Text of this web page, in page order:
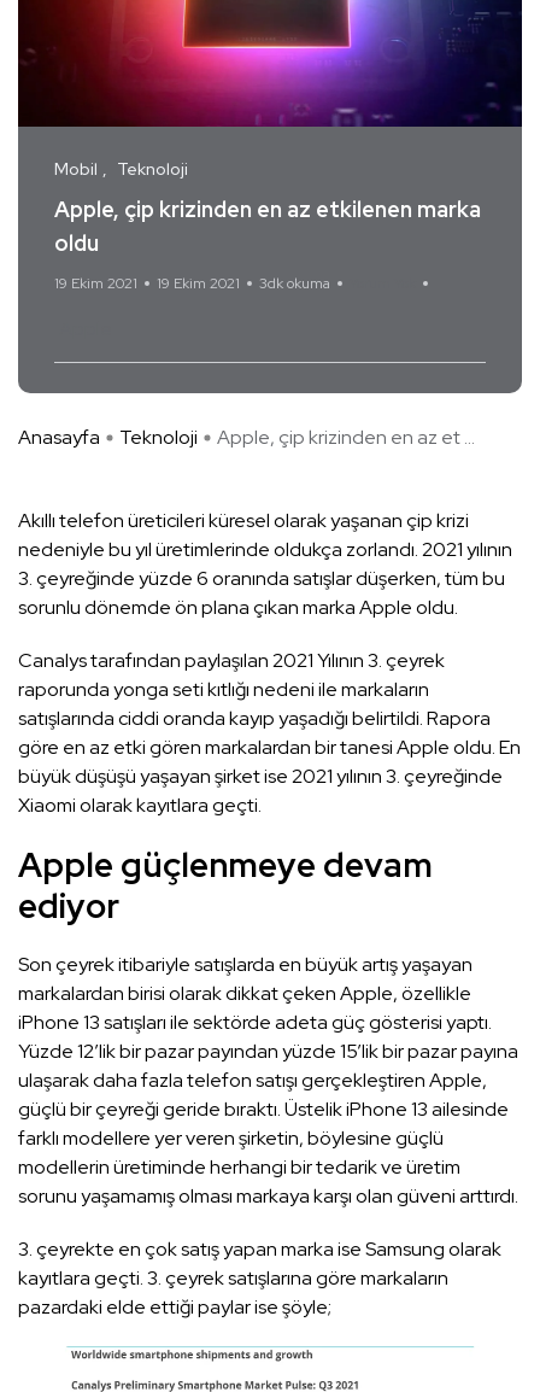
Mobil Teknoloji
Apple, çip krizinden en az etkilenen marka
oldu
19 Ekim 2021 19 Ekim 2021 3dk okuma
Anasayfa Teknoloji Apple, çip krizinden en az et ...
Akıllı telefon üreticileri küresel olarak yaşanan çip krizi
nedeniyle bu yıl üretimlerinde oldukça zorlandı. 2021 yılının
3. çeyreğinde yüzde 6 oranında satışlar düşerken, tüm bu
sorunlu dönemde ön plana çıkan marka Apple oldu.
Canalys tarafından paylaşılan 2021 Yılının 3. çeyrek
raporunda yonga seti kıtlığı nedeni ile markaların
satışlarında ciddi oranda kayıp yaşadığı belirtildi. Rapora
göre en az etki gören markalardan bir tanesi Apple oldu. En
büyük düşüşü yaşayan şirket ise 2021 yılının 3. çeyreğinde
Xiaomi olarak kayıtlara geçti.
Apple güçlenmeye devam
ediyor
Son çeyrek itibariyle satışlarda en büyük artış yaşayan
markalardan birisi olarak dikkat çeken Apple, özellikle
iPhone 13 satışları ile sektörde adeta güç gösterisi yaptı.
Yüzde 12’lik bir pazar payından yüzde 15’lik bir pazar payına
ulaşarak daha fazla telefon satışı gerçekleştiren Apple,
güçlü bir çeyreği geride bıraktı. Üstelik iPhone 13 ailesinde
farklı modellere yer veren şirketin, böylesine güçlü
modellerin üretiminde herhangi bir tedarik ve üretim
sorunu yaşamamış olması markaya karşı olan güveni arttırdı.
3. çeyrekte en çok satış yapan marka ise Samsung olarak
kayıtlara geçti. 3. çeyrek satışlarına göre markaların
pazardaki elde ettiği paylar ise şöyle;